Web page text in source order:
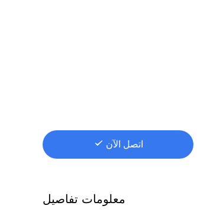
اتصل الآن
معلومات تفاصيل